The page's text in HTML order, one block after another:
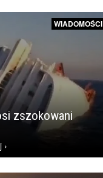
WIADOMOŚCI
zszokowani
›